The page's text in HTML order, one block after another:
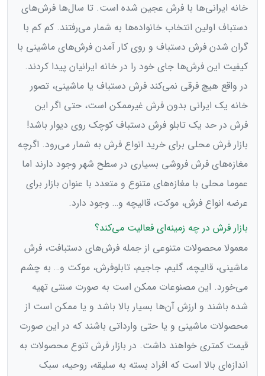
خانه ایرانی‌ها با فرش عجین شده است. تا سال‌ها فرش‌های
دستباف اولین انتخاب خانواده‌ها به شمار می‌رفتند. کم کم با
گران شدن فرش دستباف و روی کار آمدن فرش‌های ماشینی با
کیفیت این فرش‌ها جای خود را در خانه ایرانیان پیدا کردند.
در واقع هیچ فرقی نمی‌کند فرش دستباف یا ماشینی، تصور
خانه یک ایرانی بدون فرش غیرممکن است، حتی اگر این
فرش در حد یک تابلو فرش دستباف کوچک روی دیوار باشد!
بازار فرش محلی برای خرید انواع فرش به شمار می‌رود. اگرچه
مغازه‌های فرش فروشی بسیاری در سطح شهر وجود دارند اما
عموما محلی با مغازه‌های متنوع و متعدد با عنوان بازار برای
عرضه انواع فرش، موکت، قالیچه و… وجود دارد.
بازار فرش در چه زمینه‌ای فعالیت می‌کند؟
معمولا محصولات متنوعی از جمله فرش‌های دستبافت، فرش
ماشینی، قالیچه، گلیم، جاجیم، تابلوفرش، موکت و… به چشم
می‌خورد. این مصنوعات ممکن است به صورت سنتی تهیه
شده باشند و ارزش آن‌ها بسیار بالا باشد و یا ممکن است از
محصولات ماشینی و یا حتی وارداتی باشند که در این صورت
قیمت کمتری خواهند داشت. در بازار فرش تنوع محصولات به
اندازه‌ای بالا است که افراد بسته به سلیقه، روحیه، سبک